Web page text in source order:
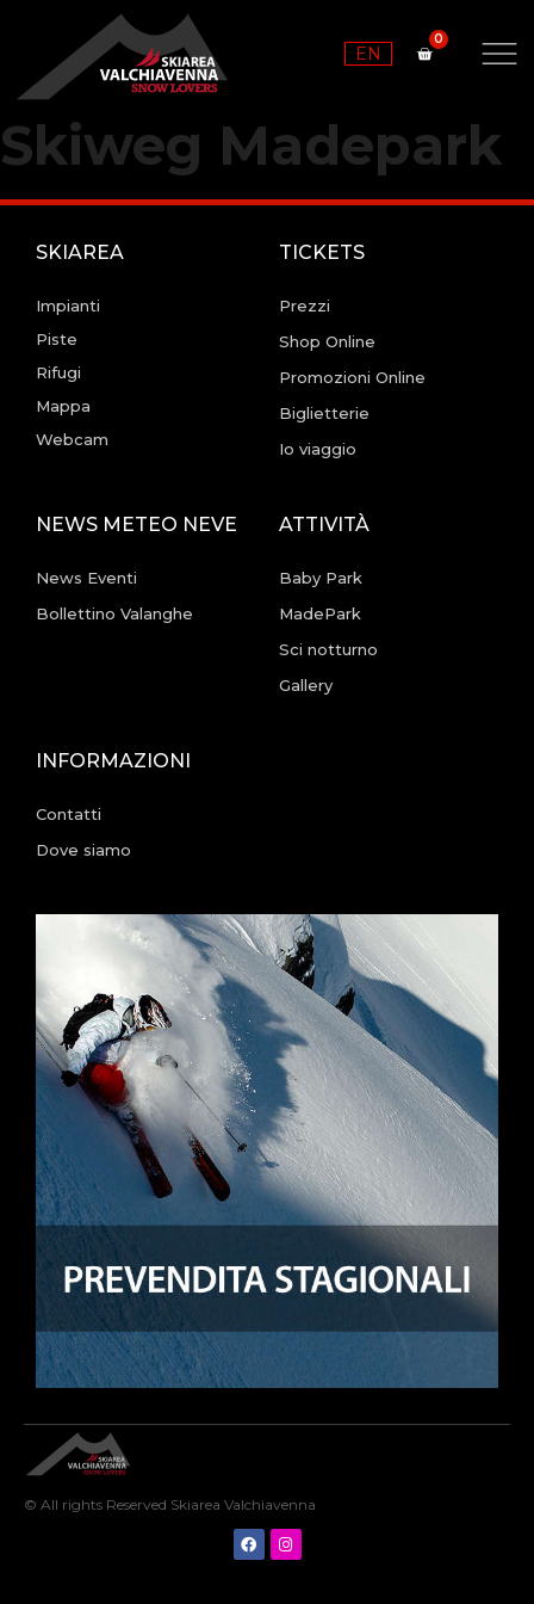
EN
Skiweg Madepark
SKIAREA
Impianti
Piste
Rifugi
Mappa
Webcam
TICKETS
Prezzi
Shop Online
Promozioni Online
Biglietterie
Io viaggio
NEWS METEO NEVE
News Eventi
Bollettino Valanghe
ATTIVITÀ
Baby Park
MadePark
Sci notturno
Gallery
INFORMAZIONI
Contatti
Dove siamo
© All rights Reserved Skiarea Valchiavenna